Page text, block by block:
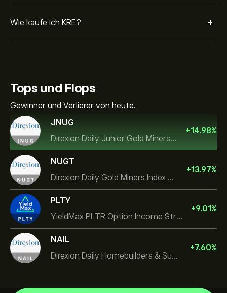
Wie kaufe ich KRE? +
Tops und Flops
Gewinner und Verlierer von heute.
JNUG
Direxion Daily Junior Gold Miners Index Bull 2X ETF
+14.98%
NUGT
Direxion Daily Gold Miners Index Bull 2X ETF
+13.97%
PLTY
YieldMax PLTR Option Income Strategy ETF
+9.01%
NAIL
Direxion Daily Homebuilders & Supplies Bull 3X ETF
+7.60%